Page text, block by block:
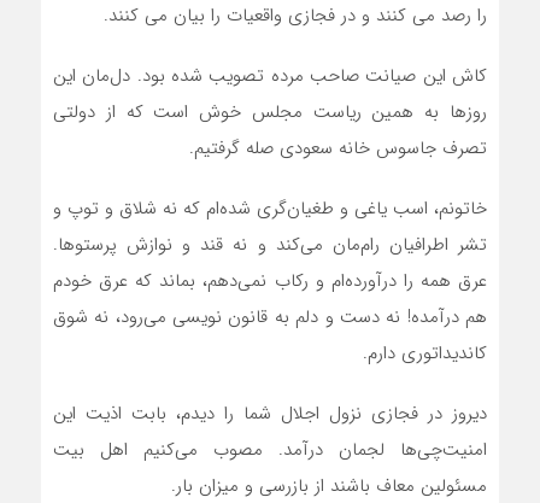
را رصد می کنند و در فجازی واقعیات را بیان می کنند.
کاش این صیانت صاحب مرده تصویب شده بود. دل‌مان این
روزها به همین ریاست مجلس خوش است که از دولتی
تصرف جاسوس خانه سعودی صله گرفتیم.
خاتونم، اسب یاغی و طغیان‌گری شده‌ام که نه شلاق و توپ و
تشر اطرافیان رام‌مان می‌کند و نه قند و نوازش پرستوها.
عرق همه را درآورده‌ام و رکاب نمی‌دهم، بماند که عرق خودم
هم درآمده! نه دست و دلم به قانون نویسی می‌رود، نه شوق
کاندیداتوری دارم.
دیروز در فجازی نزول اجلال شما را دیدم، بابت اذیت این
امنیت‌چی‌ها لجمان درآمد. مصوب می‌کنیم اهل بیت
مسئولین معاف باشند از بازرسی و میزان بار.